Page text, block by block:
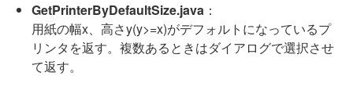
GetPrinterByDefaultSize.java ：
用紙の幅x、高さy(y>=x)がデフォルトになっているプ
リンタを返す。複数あるときはダイアログで選択させ
て返す。